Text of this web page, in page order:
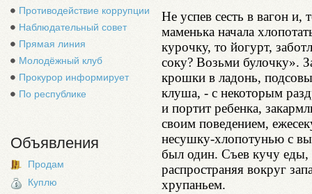
Противодействие коррупции
Наблюдательный совет
Прямая линия
Молодёжный клуб
Прокурор информирует
По республике
Объявления
Продам
Куплю
Не успев сесть в вагон и,
маменька начала
курочку, то йогурт,
соку? Возьми булочку».
крошки в ладонь,
клуша, - с некоторым
и портит ребенка,
своим поведением,
несушку-хлопотунью с
был один. Съев кучу еды,
распространяя вокруг
хрупаньем.